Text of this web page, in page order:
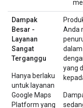
Dampak
Besar -
Layanan
Sangat
Terganggu
Hanya berlaku
untuk layanan
Google Maps
Platform yang
Anda
yang